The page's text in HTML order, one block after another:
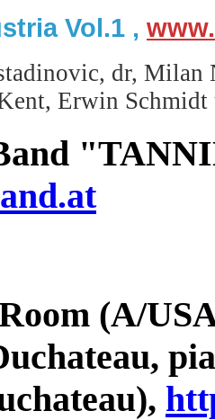
Vol.1 ,
dr, Milan
Erwin Schmidt
(A/